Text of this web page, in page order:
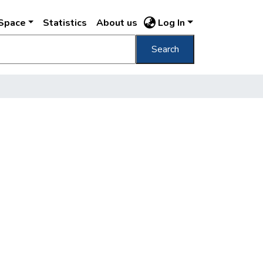
Statistics About us Log In
Search